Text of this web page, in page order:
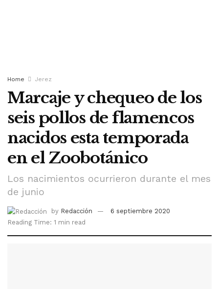
Home Jerez
Marcaje y chequeo de los
seis pollos de flamencos
nacidos esta temporada
en el Zoobotánico
Los nacimientos ocurrieron durante el mes
de junio
by Redacción
6 septiembre 2020
Reading Time: 1 min read